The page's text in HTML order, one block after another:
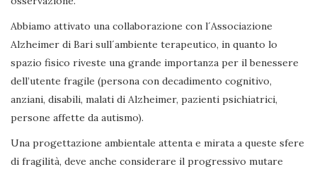
Abbiamo attivato una collaborazione con l´Associazione
Alzheimer di Bari sull´ambiente terapeutico, in quanto lo
spazio fisico riveste una grande importanza per il benessere
dell’utente fragile (persona con decadimento cognitivo,
anziani, disabili, malati di Alzheimer, pazienti psichiatrici,
persone affette da autismo).
Una progettazione ambientale attenta e mirata a queste sfere
di fragilità, deve anche considerare il progressivo mutare